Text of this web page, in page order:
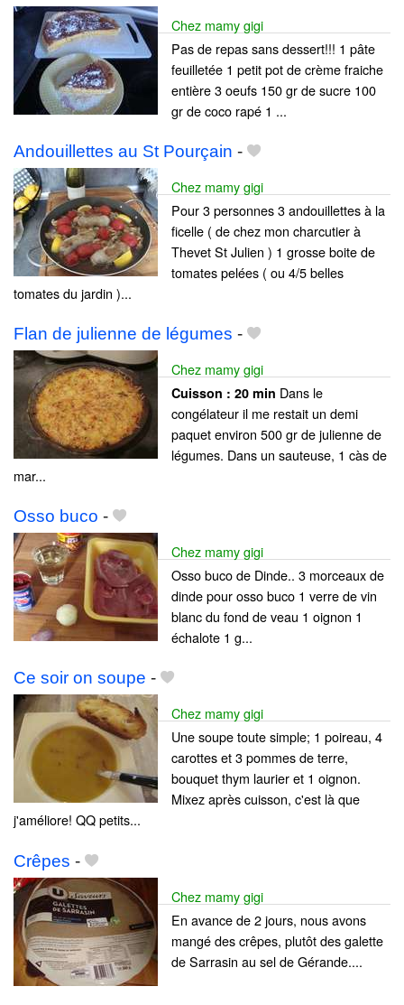
Chez mamy gigi
Pas de repas sans dessert!!! 1 pâte
feuilletée 1 petit pot de crème fraiche
entière 3 oeufs 150 gr de sucre 100
gr de coco rapé 1 ...
Andouillettes au St Pourçain -
Chez mamy gigi
Pour 3 personnes 3 andouillettes à la
ficelle ( de chez mon charcutier à
Thevet St Julien ) 1 grosse boite de
tomates pelées ( ou 4/5 belles
tomates du jardin )...
Flan de julienne de légumes -
Chez mamy gigi
Cuisson : 20 min Dans le
congélateur il me restait un demi
paquet environ 500 gr de julienne de
légumes. Dans un sauteuse, 1 càs de
mar...
Osso buco -
Chez mamy gigi
Osso buco de Dinde.. 3 morceaux de
dinde pour osso buco 1 verre de vin
blanc du fond de veau 1 oignon 1
échalote 1 g...
Ce soir on soupe -
Chez mamy gigi
Une soupe toute simple; 1 poireau, 4
carottes et 3 pommes de terre,
bouquet thym laurier et 1 oignon.
Mixez après cuisson, c'est là que
j'améliore! QQ petits...
Crêpes -
Chez mamy gigi
En avance de 2 jours, nous avons
mangé des crêpes, plutôt des galette
de Sarrasin au sel de Gérande....